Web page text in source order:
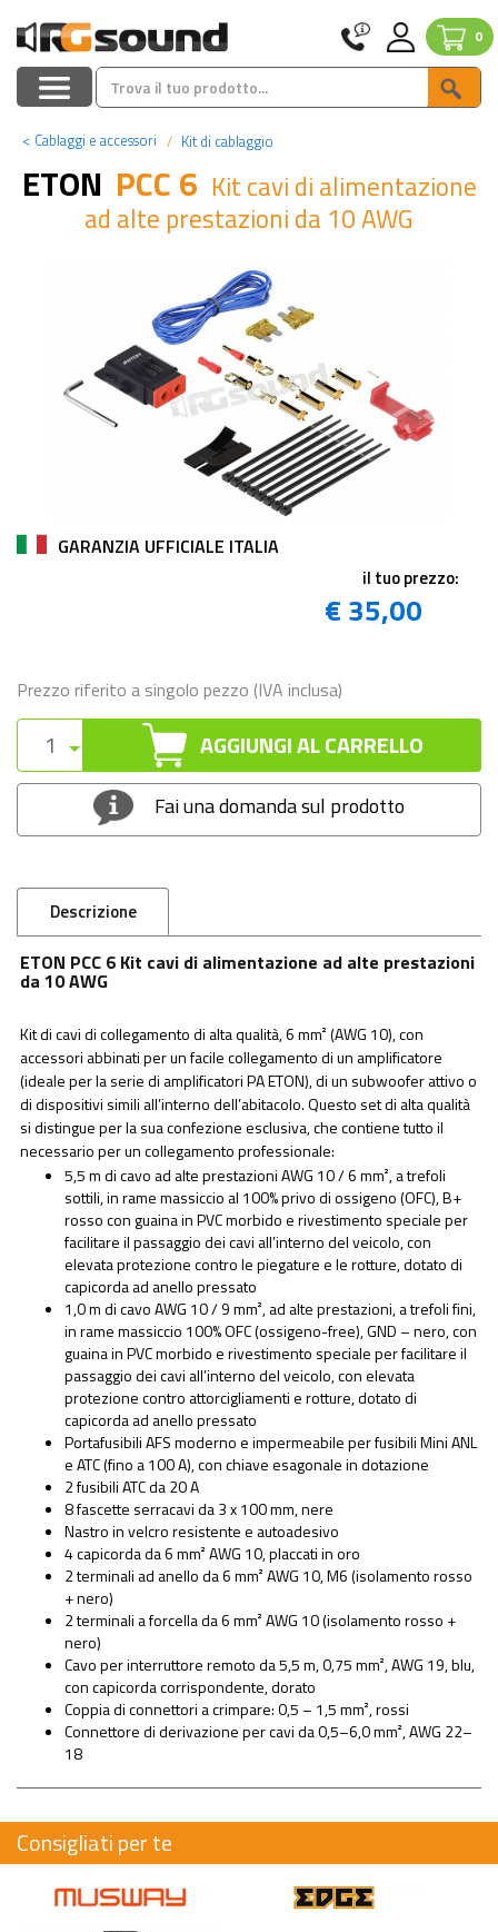
0
< Cablaggi e accessori Kit di cablaggio
ETON PCC 6 Kit cavi di alimentazione
ad alte prestazioni da 10 AWG
GARANZIA UFFICIALE ITALIA
il tuo prezzo:
€ 35,00
Prezzo riferito a singolo pezzo (IVA inclusa)
AGGIUNGI AL CARRELLO
Fai una domanda sul prodotto
Descrizione
ETON PCC 6 Kit cavi di alimentazione ad alte prestazioni
da 10 AWG
Kit di cavi di collegamento di alta qualità, 6 mm² (AWG 10), con
accessori abbinati per un facile collegamento di un amplificatore
(ideale per la serie di amplificatori PA ETON), di un subwoofer attivo o
di dispositivi simili all’interno dell’abitacolo. Questo set di alta qualità
si distingue per la sua confezione esclusiva, che contiene tutto il
necessario per un collegamento professionale:
5,5 m di cavo ad alte prestazioni AWG 10 / 6 mm², a trefoli
sottili, in rame massiccio al 100% privo di ossigeno (OFC), B+
rosso con guaina in PVC morbido e rivestimento speciale per
facilitare il passaggio dei cavi all’interno del veicolo, con
elevata protezione contro le piegature e le rotture, dotato di
capicorda ad anello pressato
1,0 m di cavo AWG 10 / 9 mm², ad alte prestazioni, a trefoli fini,
in rame massiccio 100% OFC (ossigeno-free), GND – nero, con
guaina in PVC morbido e rivestimento speciale per facilitare il
passaggio dei cavi all’interno del veicolo, con elevata
protezione contro attorcigliamenti e rotture, dotato di
capicorda ad anello pressato
Portafusibili AFS moderno e impermeabile per fusibili Mini ANL
e ATC (fino a 100 A), con chiave esagonale in dotazione
2 fusibili ATC da 20 A
8 fascette serracavi da 3 x 100 mm, nere
Nastro in velcro resistente e autoadesivo
4 capicorda da 6 mm² AWG 10, placcati in oro
2 terminali ad anello da 6 mm² AWG 10, M6 (isolamento rosso
+ nero)
2 terminali a forcella da 6 mm² AWG 10 (isolamento rosso +
nero)
Cavo per interruttore remoto da 5,5 m, 0,75 mm², AWG 19, blu,
con capicorda corrispondente, dorato
Coppia di connettori a crimpare: 0,5 – 1,5 mm², rossi
Connettore di derivazione per cavi da 0,5–6,0 mm², AWG 22–
18
Consigliati per te